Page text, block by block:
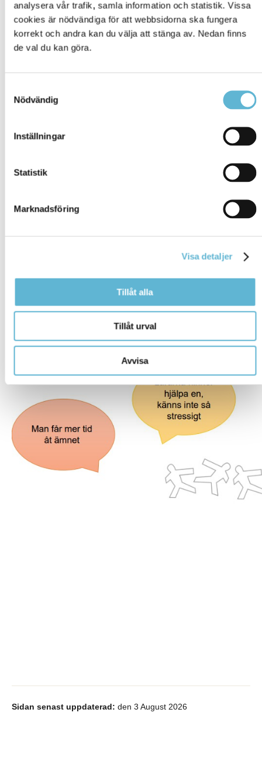
analysera vår trafik, samla information och statistik. Vissa
cookies är nödvändiga för att webbsidorna ska fungera
korrekt och andra kan du välja att stänga av. Nedan finns
de val du kan göra.
Nödvändig
Inställningar
Statistik
Marknadsföring
Visa detaljer
Tillåt alla
Tillåt urval
Avvisa
Fördjupad och riktad undervisning : Mer tid och
fokus på specifika ämnen gör det möjligt att komma
ikapp i ämnen där man ligger efter, fler tillfällen att
befästa grundläggande kunskaper och kanske till
lärarna, både inför och efter lovskolan, för att
: Skola, undervisning och kunskap
är nycklar till framgång i livet.
Sidan senast uppdaterad: den 3 August 2026